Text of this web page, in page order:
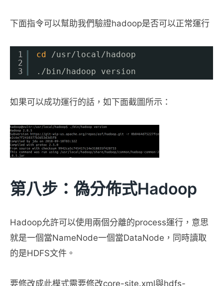
下面指令可以幫助我們驗證hadoop是否可以正常運行
1
2
3
cd
/usr/local/hadoop
. /bin/hadoop version
如果可以成功運行的話，如下面截圖所示：
第八步：偽分佈式Hadoop
Hadoop允許可以使用兩個分離的process運行，意思
就是一個當NameNode一個當DataNode，同時讀取
的是HDFS文件。
要修改成此模式需要修改core-site.xml與hdfs-